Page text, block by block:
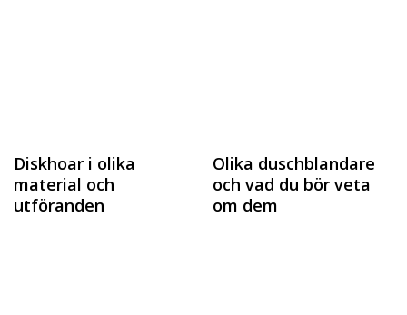
Diskhoar i olika
material och
utföranden
Olika duschblandare
och vad du bör veta
om dem